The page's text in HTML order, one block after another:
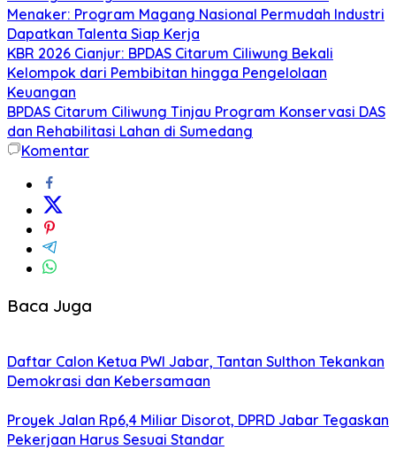
Menaker: Program Magang Nasional Permudah Industri
Dapatkan Talenta Siap Kerja
KBR 2026 Cianjur: BPDAS Citarum Ciliwung Bekali
Kelompok dari Pembibitan hingga Pengelolaan
Keuangan
BPDAS Citarum Ciliwung Tinjau Program Konservasi DAS
dan Rehabilitasi Lahan di Sumedang
Komentar
Baca Juga
Daftar Calon Ketua PWI Jabar, Tantan Sulthon Tekankan
Demokrasi dan Kebersamaan
Proyek Jalan Rp6,4 Miliar Disorot, DPRD Jabar Tegaskan
Pekerjaan Harus Sesuai Standar